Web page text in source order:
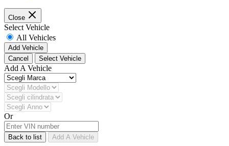
Close
Select Vehicle
All Vehicles
Add Vehicle
Cancel
Select Vehicle
Add A Vehicle
Or
Back to list Add A Vehicle